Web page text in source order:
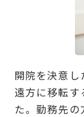
開院を決意
遠方に移転す
た。勤務先の